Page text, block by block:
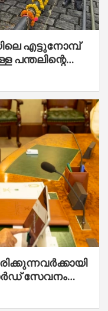
എട്ടുനോമ്പ്
പന്തലിന്റെ
വെരി.
സേവനം